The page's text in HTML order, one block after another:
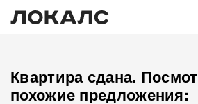
Квартира сдана.
похожие предложения: